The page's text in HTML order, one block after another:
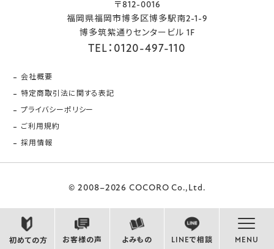
初めての方 お客様の声 よみもの LINEで相談 MENU
〒812-0016
福岡県福岡市博多区博多駅南2-1-9
博多筑紫通りセンタービル 1F
TEL：0120-497-110
会社概要
特定商取引法に関する表記
プライバシーポリシー
ご利用規約
採用情報
© 2008–2026 COCORO Co.,Ltd.